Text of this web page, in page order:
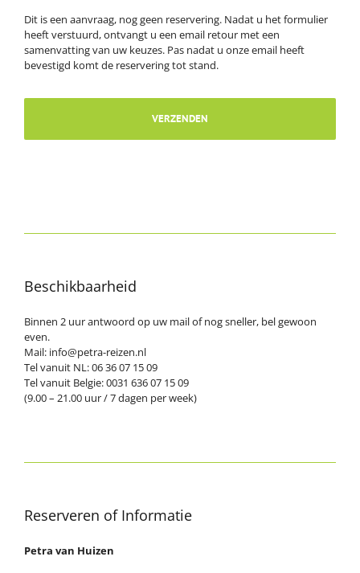
Dit is een aanvraag, nog geen reservering. Nadat u het formulier
heeft verstuurd, ontvangt u een email retour met een
samenvatting van uw keuzes. Pas nadat u onze email heeft
bevestigd komt de reservering tot stand.
Beschikbaarheid
Binnen 2 uur antwoord op uw mail of nog sneller, bel gewoon
even.
Mail: info@petra-reizen.nl
Tel vanuit NL: 06 36 07 15 09
Tel vanuit Belgie: 0031 636 07 15 09
(9.00 – 21.00 uur / 7 dagen per week)
Reserveren of Informatie
Petra van Huizen